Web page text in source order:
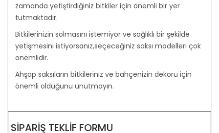
zamanda yetiştirdiğiniz bitkiler için önemli bir yer
tutmaktadır.
Bitkilerinizin solmasını istemiyor ve sağlıklı bir şekilde
yetişmesini istiyorsanız,seçeceğiniz saksı modelleri çok
önemlidir.
Ahşap saksıların bitkileriniz ve bahçenizin dekoru için
önemli olduğunu unutmayın.
SIPARIŞ TEKLIF FORMU